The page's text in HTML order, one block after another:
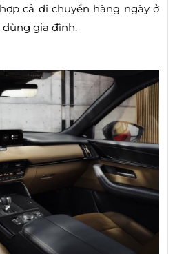
cả di chuyển hàng ngày ở
gia đình.